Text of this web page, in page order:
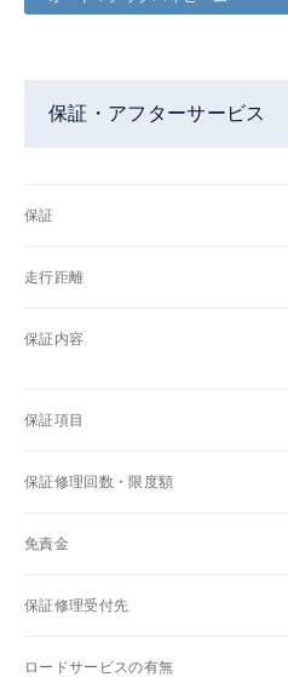
保証・アフターサービス
保証
走行距離
保証内容
保証項目
保証修理回数・限度額
免責金
保証修理受付先
ロードサービスの有無